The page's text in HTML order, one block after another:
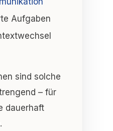
Aufgaben
sind solche
– für
dauerhaft